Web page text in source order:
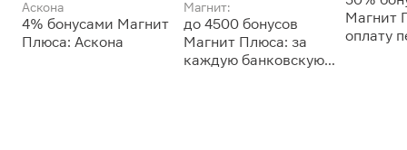
Аскона
4% бонусами Магнит
Плюса: Аскона
Магнит:
до 4500 бонусов
Магнит Плюса: за
каждую банковскую
Магнит
оплату